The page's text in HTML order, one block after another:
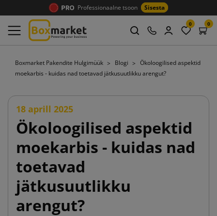
Professionaalne tsoon Sisesta
0 0
Boxmarket Pakendite Hulgimüük Blogi
Ökoloogilised aspektid
moekarbis - kuidas nad toetavad jätkusuutlikku arengut?
18 aprill 2025
Ökoloogilised aspektid
moekarbis - kuidas nad
toetavad
jätkusuutlikku
arengut?